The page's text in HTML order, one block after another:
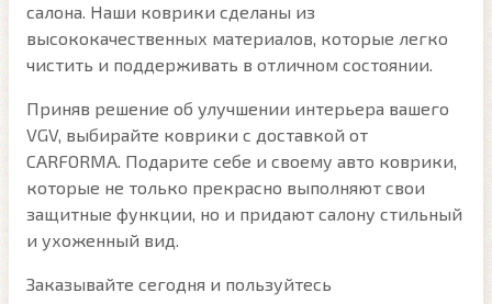
салона. Наши коврики сделаны из
высококачественных материалов, которые легко
чистить и поддерживать в отличном состоянии.
Приняв решение об улучшении интерьера вашего
VGV, выбирайте коврики с доставкой от
CARFORMA. Подарите себе и своему авто коврики,
которые не только прекрасно выполняют свои
защитные функции, но и придают салону стильный
и ухоженный вид.
Заказывайте сегодня и пользуйтесь